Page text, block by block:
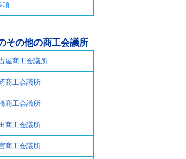
項
その他の商工会議所
屋商工会議所
商工会議所
商工会議所
商工会議所
商工会議所